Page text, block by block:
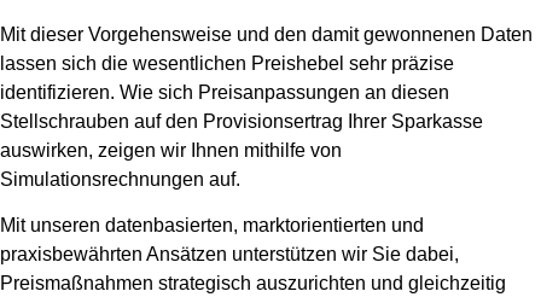
Mit dieser Vorgehensweise und den damit gewonnenen Daten
lassen sich die wesentlichen Preishebel sehr präzise
identifizieren. Wie sich Preisanpassungen an diesen
Stellschrauben auf den Provisionsertrag Ihrer Sparkasse
auswirken, zeigen wir Ihnen mithilfe von
Simulationsrechnungen auf.
Mit unseren datenbasierten, marktorientierten und
praxisbewährten Ansätzen unterstützen wir Sie dabei,
Preismaßnahmen strategisch auszurichten und gleichzeitig